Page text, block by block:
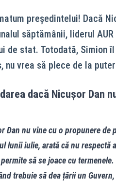
președintelui! Dacă
săptămânii, liderul
de stat. Totodată, Simion îl
nu vrea să plece de la
dacă Nicușor Dan
Dan nu vine cu o propunere de
lunii iulie, arată că nu respectă
să se joace cu termenele.
trebuie să dea țării un